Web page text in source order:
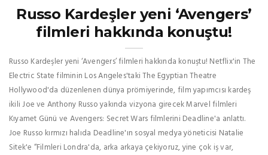
Russo Kardeşler yeni ‘Avengers’
filmleri hakkında konuştu!
Russo Kardeşler yeni ‘Avengers’ filmleri hakkında konuştu! Netflix'in The
Electric State filminin Los Angeles'taki The Egyptian Theatre
Hollywood'da düzenlenen dünya prömiyerinde, film yapımcısı kardeş
ikili Joe ve Anthony Russo yakında vizyona girecek Marvel filmleri
Kıyamet Günü ve Avengers: Secret Wars filmlerini Deadline'a anlattı.
Joe Russo kırmızı halıda Deadline'ın sosyal medya yöneticisi Natalie
Sitek'e “Filmleri Londra'da, arka arkaya çekiyoruz, yine çok iş var,